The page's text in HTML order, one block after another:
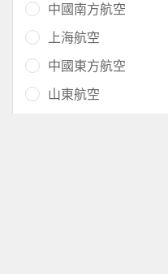
中國南方航空
上海航空
中國東方航空
山東航空